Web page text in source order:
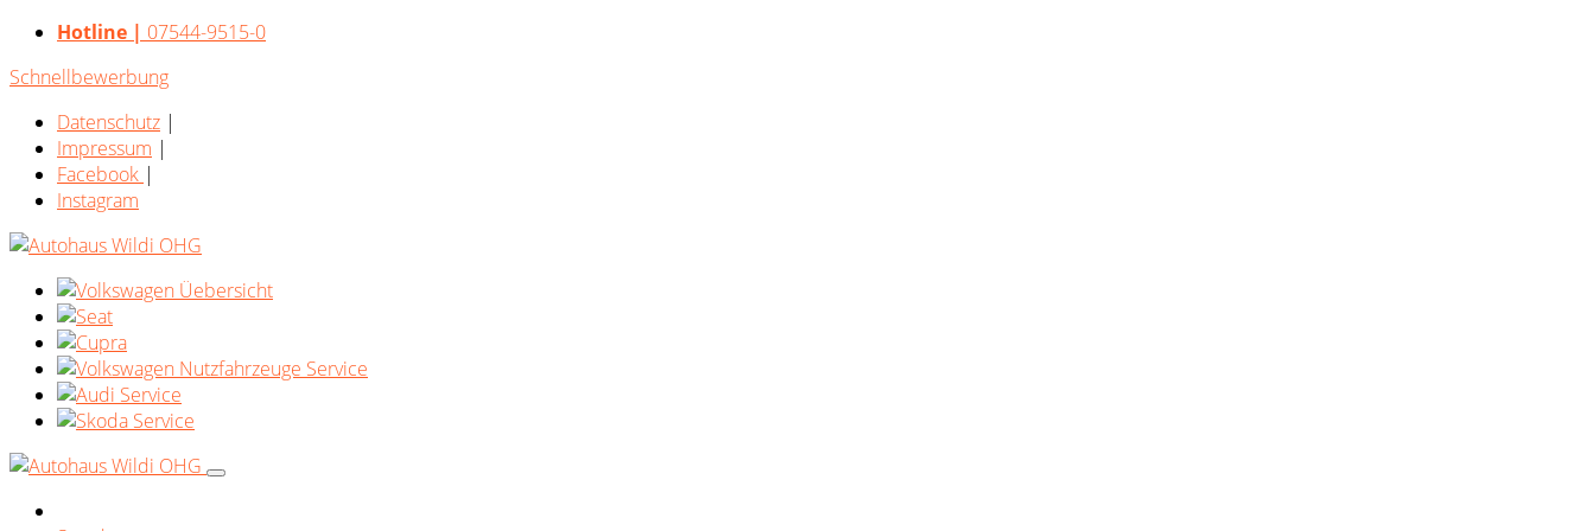
Hotline | 07544-9515-0
Schnellbewerbung
Datenschutz |
Impressum |
Facebook |
Instagram